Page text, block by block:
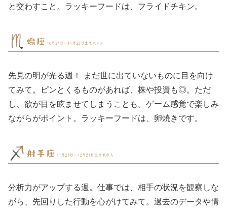
と交わすこと。ラッキーフードは、フライドチキン。
先見の明が光る週！ まだ世に出ていないものに目を向け
てみて。ピンとくるものがあれば、株や投資も◎。ただ
し、欲が目を眩ませてしまうことも。ゲーム感覚で楽しみ
ながらがポイント。ラッキーフードは、卵焼きです。
分析力がアップする週。仕事では、相手の状況を観察しな
がら、先回りした行動を心がけてみて。過去のデータや情